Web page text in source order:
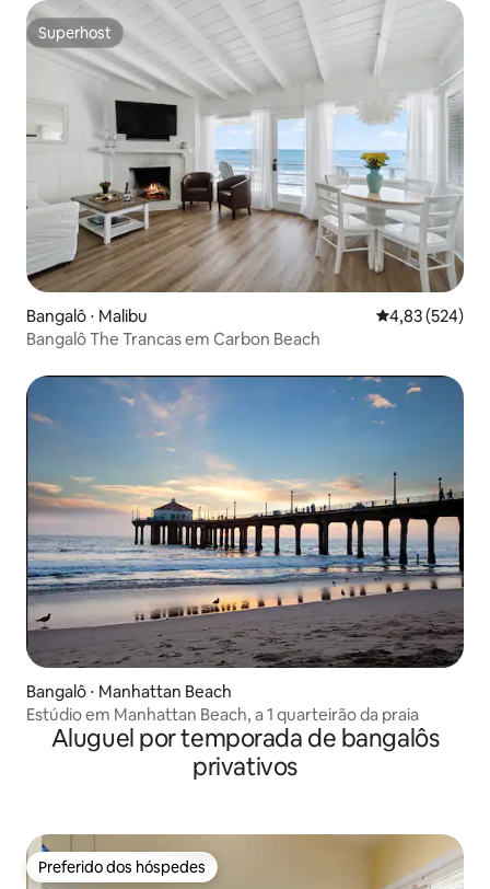
Superhost
Superhost
Bangalô ⋅ Malibu 4,83 de uma
4,83 (524)
Bangalô The Trancas em Carbon Beach
Bangalô ⋅ Manhattan Beach
Estúdio em Manhattan Beach, a 1 quarteirão da praia
Aluguel por temporada de bangalôs
privativos
Preferido dos hóspedes
Preferido dos hóspedes